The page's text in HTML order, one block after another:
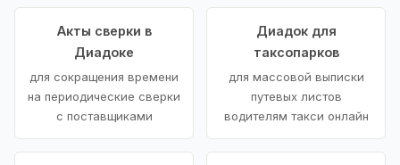
Акты сверки в
Диадоке
для сокращения времени
на периодические сверки
с поставщиками
Диадок для
таксопарков
для массовой выписки
путевых листов
водителям такси онлайн